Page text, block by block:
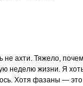
ахти. Тяжело,
неделю жизни. Я
Хотя фазаны —